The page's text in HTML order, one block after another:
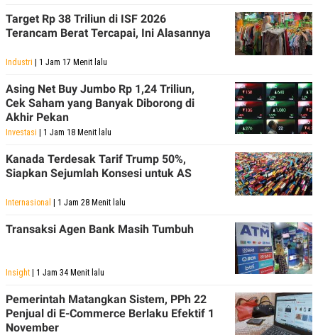
Target Rp 38 Triliun di ISF 2026
Terancam Berat Tercapai, Ini Alasannya
Industri | 1 Jam 17 Menit lalu
Asing Net Buy Jumbo Rp 1,24 Triliun,
Cek Saham yang Banyak Diborong di
Akhir Pekan
Investasi | 1 Jam 18 Menit lalu
Kanada Terdesak Tarif Trump 50%,
Siapkan Sejumlah Konsesi untuk AS
Internasional | 1 Jam 28 Menit lalu
Transaksi Agen Bank Masih Tumbuh
Insight | 1 Jam 34 Menit lalu
Pemerintah Matangkan Sistem, PPh 22
Penjual di E-Commerce Berlaku Efektif 1
November